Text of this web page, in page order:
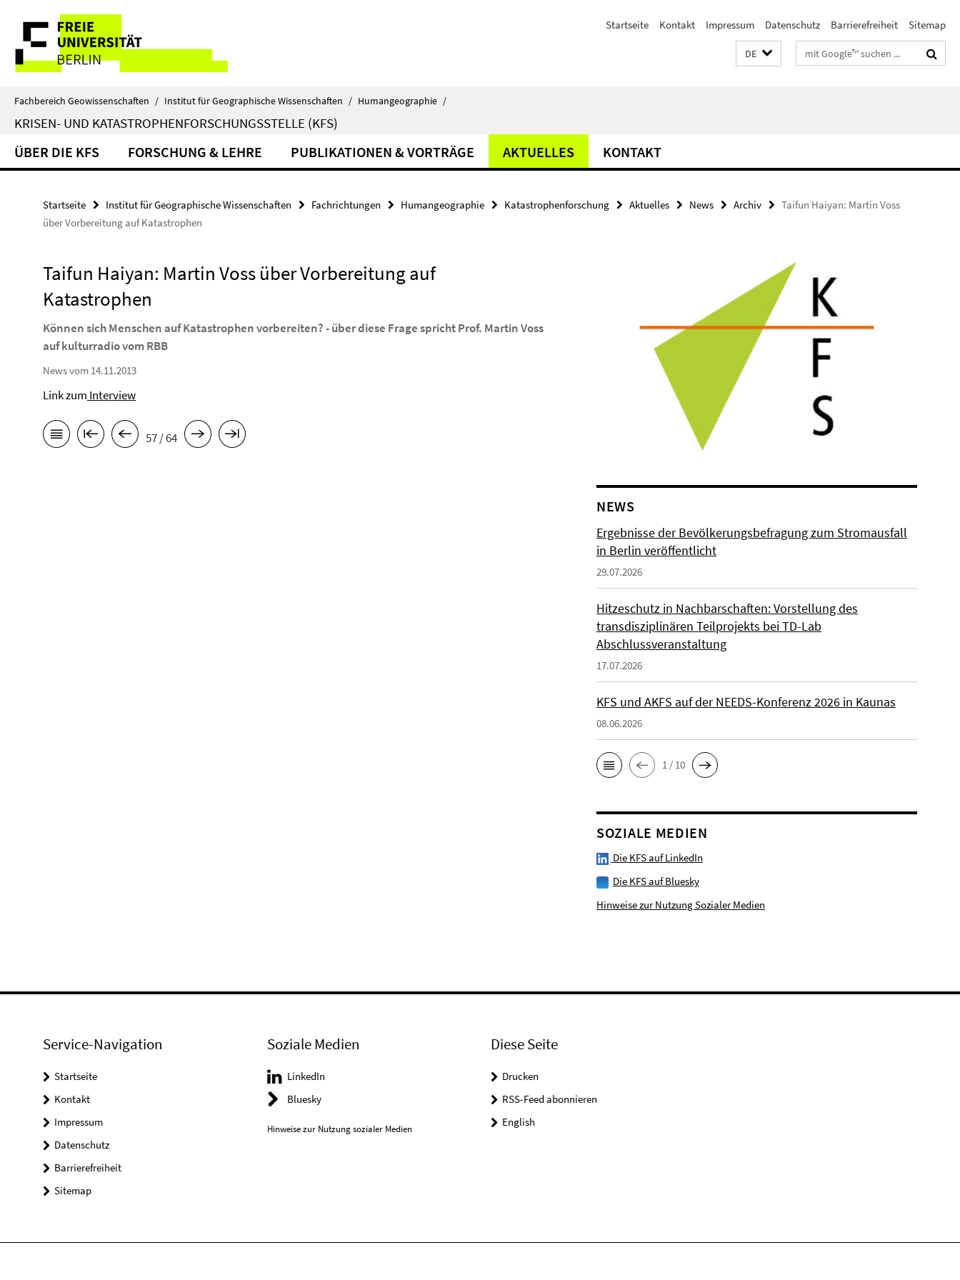
direkt
Inhalt
Service-
Navigation
Startseite Kontakt Impressum Datenschutz Barrierefreiheit Sitemap
DE Suchbegriffe
Fachbereich Geowissenschaften / Institut für Geographische Wissenschaften / Humangeographie /
KRISEN- UND KATASTROPHENFORSCHUNGSSTELLE (KFS)
ÜBER DIE KFS FORSCHUNG & LEHRE PUBLIKATIONEN & VORTRÄGE AKTUELLES KONTAKT
Startseite Institut für Geographische Wissenschaften Fachrichtungen Humangeographie Katastrophenforschung Aktuelles News Archiv
Taifun Haiyan: Martin Voss
über Vorbereitung auf Katastrophen
Taifun Haiyan: Martin Voss über Vorbereitung auf
Katastrophen
Können sich Menschen auf Katastrophen vorbereiten? - über diese Frage spricht Prof. Martin Voss
auf kulturradio vom RBB
News vom 14.11.2013
Link zum Interview
57 / 64
NEWS
Ergebnisse der Bevölkerungsbefragung zum Stromausfall
in Berlin veröffentlicht
29.07.2026
Hitzeschutz in Nachbarschaften: Vorstellung des
transdisziplinären Teilprojekts bei TD-Lab
Abschlussveranstaltung
17.07.2026
KFS und AKFS auf der NEEDS-Konferenz 2026 in Kaunas
08.06.2026
1 / 10
SOZIALE MEDIEN
Die KFS auf LinkedIn
Die KFS auf Bluesky
Hinweise zur Nutzung Sozialer Medien
Service-Navigation
Startseite
Kontakt
Impressum
Datenschutz
Barrierefreiheit
Sitemap
Soziale Medien
LinkedIn
Bluesky
Hinweise zur Nutzung sozialer Medien
Diese Seite
Drucken
RSS-Feed abonnieren
English